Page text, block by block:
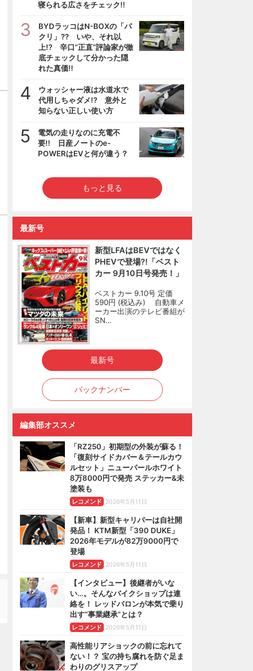
寝られる広さをチェック!!
3
BYDラッコはN-BOXの「パ
クリ」?? いや、それ以
上!? 辛口”正直”評論家が徹
底チェックして分かった隠
れた真価!!
4
ウォッシャー液は水道水で
代用しちゃダメ!? 意外と
知らない正しい使い方
5
電気の走りなのに充電不
要!! 日産ノートのe-
POWERはEVと何が違う？
もっと見る
最新号
新型LFAはBEVではなく
PHEVで登場?!「ベスト
カー 9月10日号発売！」
ベストカー 9.10号 定価
590円 (税込み) 自動車メ
ーカー出演のテレビ番組が
SN…
最新号
バックナンバー
編集部オススメ
「RZ250」初期型の外装が蘇る！
「復刻サイドカバー＆テールカウ
ルセット」ニューパールホワイト
8万8000円で発売 ステッカー&未
塗装も
レコメンド 2026年5月11日
【新車】新型キャリパーは自社開
発品！ KTM新型「390 DUKE」
2026年モデルが82万9000円で
登場
レコメンド 2026年5月11日
【インタビュー】後継者がいな
い…。そんなバイクショップは連
絡を！ レッドバロンが本気で乗り
出す“事業継承”とは？
レコメンド 2026年5月11日
高性能リアショックの前に忘れて
ない！？ 宝の持ち腐れを防ぐ足ま
わりのグリスアップ